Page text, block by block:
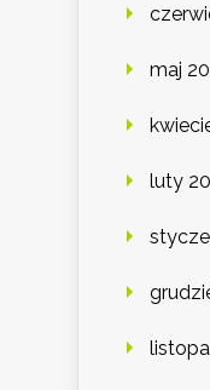
maj
luty